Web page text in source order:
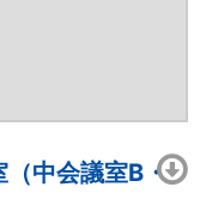
中会議室B・